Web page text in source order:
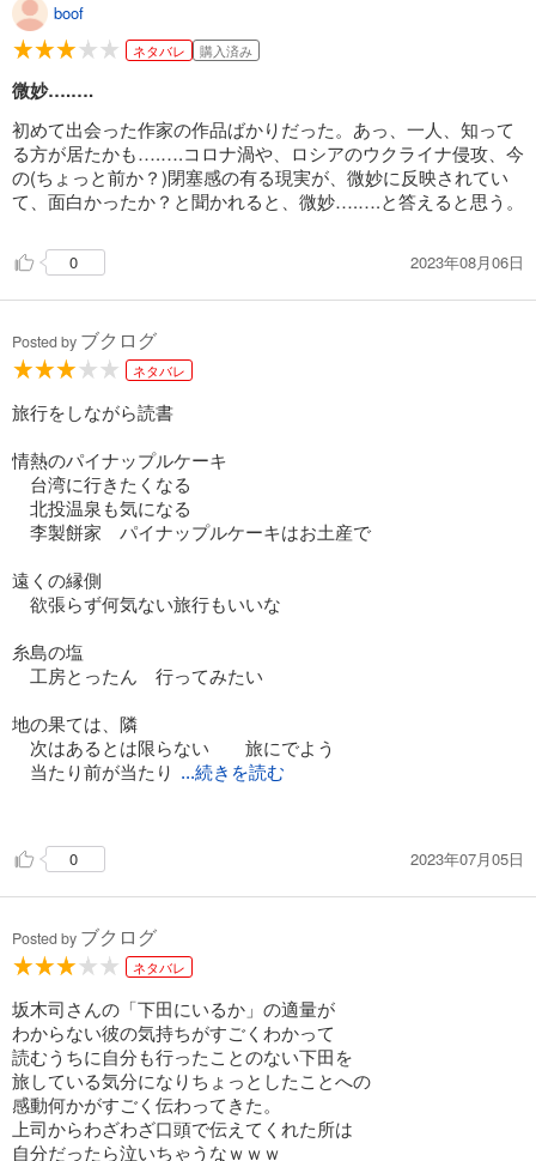
boof
ネタバレ 購入済み
微妙….….
初めて出会った作家の作品ばかりだった。あっ、一人、知って
る方が居たかも….….コロナ渦や、ロシアのウクライナ侵攻、今
の(ちょっと前か？)閉塞感の有る現実が、微妙に反映されてい
て、面白かったか？と聞かれると、微妙….….と答えると思う。
0 2023年08月06日
Posted by ブクログ
ネタバレ
旅行をしながら読書
情熱のパイナップルケーキ
台湾に行きたくなる
北投温泉も気になる
李製餅家 パイナップルケーキはお土産で
遠くの縁側
欲張らず何気ない旅行もいいな
糸島の塩
工房とったん 行ってみたい
地の果ては、隣
次はあるとは限らない 旅にでよう
当たり前が当たり
...続きを読む
る 楽しく今を生きていこう！
漫画 ゴールデンカムイかな
0 2023年07月05日
Posted by ブクログ
ネタバレ
坂木司さんの「下田にいるか」の適量が
わからない彼の気持ちがすごくわかって
読むうちに自分も行ったことのない下田を
旅している気分になりちょっとしたことへの
感動何かがすごく伝わってきた。
上司からわざわざ口頭で伝えてくれた所は
自分だったら泣いちゃうなｗｗｗ